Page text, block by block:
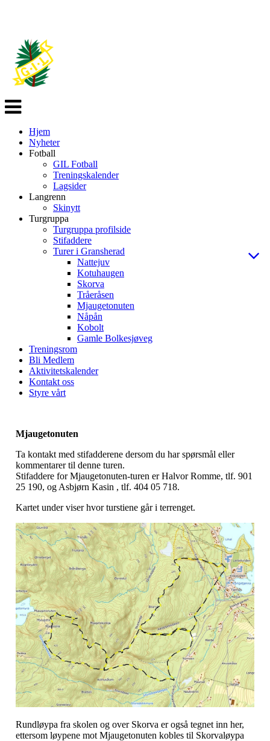
Veksle
navigasjon
Hjem
Nyheter
Fotball
GIL Fotball
Treningskalender
Lagsider
Langrenn
Skinytt
Turgruppa
Turgruppa profilside
Stifaddere
Turer i Gransherad
Nattejuv
Kotuhaugen
Skorva
Tråeråsen
Mjaugetonuten
Nåpån
Kobolt
Gamle Bolkesjøveg
Treningsrom
Bli Medlem
Aktivitetskalender
Kontakt oss
Styre vårt
Mjaugetonuten
Ta kontakt med stifadderene dersom du har spørsmål eller
kommentarer til denne turen.
Stifaddere for Mjaugetonuten-turen er Halvor Romme, tlf. 901
25 190, og Asbjørn Kasin , tlf. 404 05 718.
Kartet under viser hvor turstiene går i terrenget.
Rundløypa fra skolen og over Skorva er også tegnet inn her,
ettersom løypene mot Mjaugetonuten kobles til Skorvaløypa